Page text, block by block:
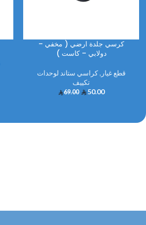
كرسي جلدة ارضي ( مخفي –
دولابي – كاست )
قطع غيار ,كراسي ستاند لوحدات
تكييف
69.00 50.00